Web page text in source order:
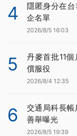
4
隱匿身分在
企名單
2026/8/5 16:03
5
丹麥首批11
償服役
2026/8/4 12:35
6
交通局科長
善舉曝光
2026/8/5 19:39